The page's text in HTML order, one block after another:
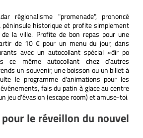
régionalisme "promenade", prononcé
historique et profite simplement
la ville. Profite de bon repas pour une
de 10 € pour un menu du jour, dans
avec un autocollant spécial «đir po
ce même autocollant chez d’autres
un souvenir, une boisson ou un billet à
le programme d'animations pour les
fais du patin à glace au centre
jeu d'évasion (escape room) et amuse-toi.
le réveillon du nouvel